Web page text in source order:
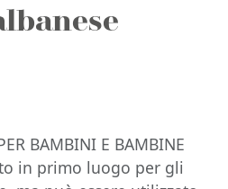
BAMBINI E BAMBINE
in primo luogo per gli